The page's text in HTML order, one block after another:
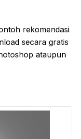
rekomendasi
secara gratis
ataupun